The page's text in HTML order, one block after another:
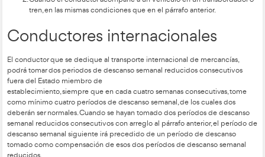
hace de más tiempo no habría problema, pero si se
durante el cual un conductor puede disponer libremente de
El descanso diario puede ser:
DESCANSO DIARIO NORMAL- Ininterrumpido, de al
tomado en 2 periodos de 3 horas ininterrumpidas + 9
ininterrumpidas.
DESCANSO DIARIO REDUCIDO- Ininterrumpido, de
pero inferior a 11 horas.